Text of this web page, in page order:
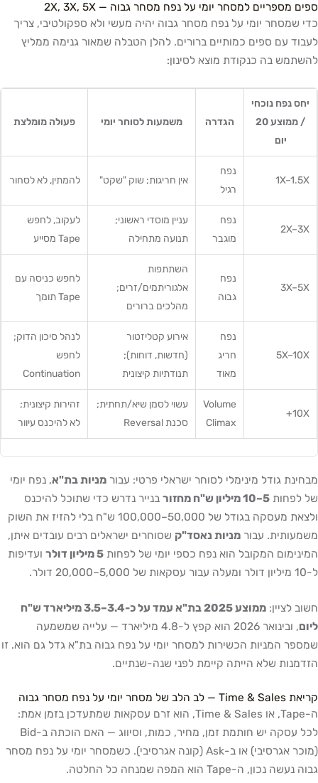
ספים מספריים למסחר יומי על נפח מסחר גבוה — 2X, 3X, 5X
כדי שמסחר יומי על נפח מסחר גבוה יהיה מעשי ולא ספקולטיבי, צריך
לעבוד עם ספים כמותיים ברורים. להלן הטבלה שמאור גנימה ממליץ
להשתמש בה כנקודת מוצא לסינון:
יחס נפח נוכחי
/ ממוצע 20
יום
הגדרה משמעות לסוחר יומי פעולה מומלצת
1X–1.5X
נפח
רגיל
אין חריגות; שוק "שקט" להמתין, לא לסחור
2X–3X
נפח
מוגבר
עניין מוסדי ראשוני;
תנועה מתחילה
לעקוב, לחפש
Tape מסייע
3X–5X
נפח
גבוה
השתתפות
אלגוריתמים/זרים;
מהלכים ברורים
לחפש כניסה עם
Tape תומך
5X–10X
נפח
חריג
מאוד
אירוע קטליזטור
(חדשות, דוחות);
תנודתיות קיצונית
לנהל סיכון הדוק;
לחפש
Continuation
10X+
Volume
Climax
עשוי לסמן שיא/תחתית;
סכנת Reversal
זהירות קיצונית;
לא להיכנס עיוור
מבחינת גודל מינימלי לסוחר ישראלי פרטי: עבור מניות בת"א, נפח יומי
של לפחות 5–10 מיליון ש"ח מחזור
בנייר נדרש כדי שתוכל להיכנס
ולצאת מעסקה בגודל של 50,000–100,000 ש"ח בלי להזיז את השוק
משמעותית. עבור מניות נאסד"ק שסוחרים ישראלים רבים עובדים איתן,
המינימום המקובל הוא נפח כספי יומי של לפחות 5 מיליון דולר
ועדיפות
ל-10 מיליון דולר ומעלה עבור עסקאות של 5,000–20,000 דולר.
חשוב לציין:
ממוצע 2025 בת"א עמד על כ-3.4–3.5 מיליארד ש"ח
ליום
, ובינואר 2026 הוא קפץ ל-4.8 מיליארד — עלייה שמשמעה
שמספר המניות הכשירות למסחר יומי על נפח גבוה בת"א גדל גם הוא. זו
הזדמנות שלא הייתה קיימת לפני שנה-שנתיים.
קריאת Time & Sales — לב הלב של מסחר יומי על נפח מסחר גבוה
ה-Tape, או Time & Sales, הוא זרם עסקאות שמתעדכן בזמן אמת:
לכל עסקה יש חותמת זמן, מחיר, כמות, וסיווג — האם הוכתה ב-Bid
(מוכר אגרסיבי) או ב-Ask (קונה אגרסיבי). כשמסחר יומי על נפח מסחר
גבוה נעשה נכון, ה-Tape הוא המפה שמנחה כל החלטה.